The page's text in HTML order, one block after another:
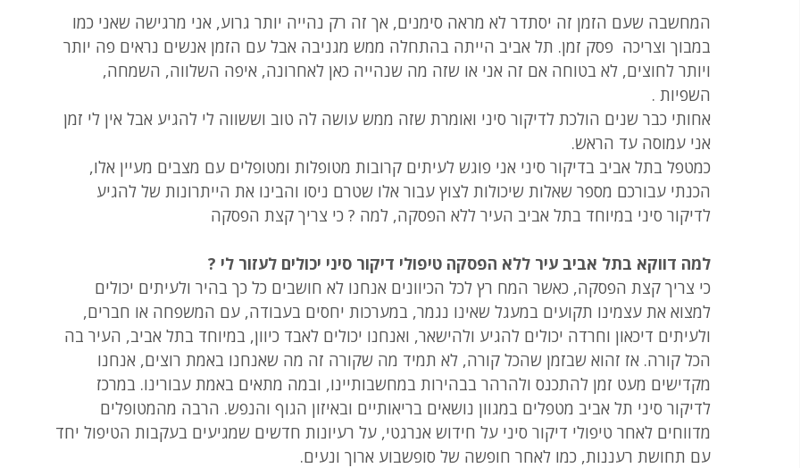
המחשבה שעם הזמן זה יסתדר לא מראה סימנים, אך זה רק נהייה יותר גרוע, אני מרגישה שאני כמו
במבוך וצריכה  פסק זמן. תל אביב הייתה בהתחלה ממש מגניבה אבל עם הזמן אנשים נראים פה יותר
ויותר לחוצים, לא בטוחה אם זה אני או שזה מה שנהייה כאן לאחרונה, איפה השלווה, השמחה,
השפיות .
אחותי כבר שנים הולכת לדיקור סיני ואומרת שזה ממש עושה לה טוב וששווה לי להגיע אבל אין לי זמן
אני עמוסה עד הראש.
כמטפל בתל אביב בדיקור סיני אני פוגש לעיתים קרובות מטופלות ומטופלים עם מצבים מעיין אלו,
הכנתי עבורכם מספר שאלות שיכולות לצוץ עבור אלו שטרם ניסו והבינו את הייתרונות של להגיע
לדיקור סיני במיוחד בתל אביב העיר ללא הפסקה, למה ? כי צריך קצת הפסקה
למה דווקא בתל אביב עיר ללא הפסקה טיפולי דיקור סיני יכולים לעזור לי ?
כי צריך קצת הפסקה, כאשר המח רץ לכל הכיוונים אנחנו לא חושבים כל כך בהיר ולעיתים יכולים
למצוא את עצמינו תקועים במעגל שאינו נגמר, במערכות יחסים בעבודה, עם המשפחה או חברים,
ולעיתים דיכאון וחרדה יכולים להגיע ולהישאר, ואנחנו יכולים לאבד כיוון, במיוחד בתל אביב, העיר בה
הכל קורה. אז זהוא שבזמן שהכל קורה, לא תמיד מה שקורה זה מה שאנחנו באמת רוצים, אנחנו
מקדישים מעט זמן להתכנס ולהרהר בבהירות במחשבותיינו, ובמה מתאים באמת עבורינו. במרכז
לדיקור סיני תל אביב מטפלים במגוון נושאים בריאותיים ובאיזון הגוף והנפש. הרבה מהמטופלים
מדווחים לאחר טיפולי דיקור סיני על חידוש אנרגטי, על רעיונות חדשים שמגיעים בעקבות הטיפול יחד
עם תחושת רעננות, כמו לאחר חופשה של סופשבוע ארוך ונעים.